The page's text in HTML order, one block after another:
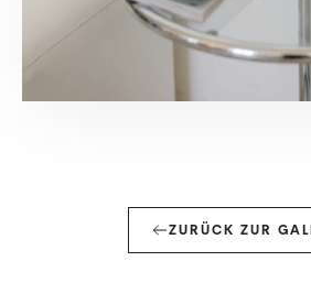
ZURÜCK ZUR